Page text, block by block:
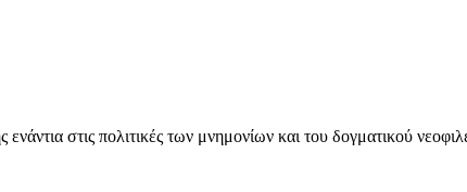
στις πολιτικές των μνημονίων και του δογματικού